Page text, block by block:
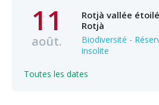
11
août.
Rotjà vallée
Rotjà
Biodiversité -
insolite
Toutes les dates